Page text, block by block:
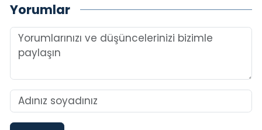
Yorumlar